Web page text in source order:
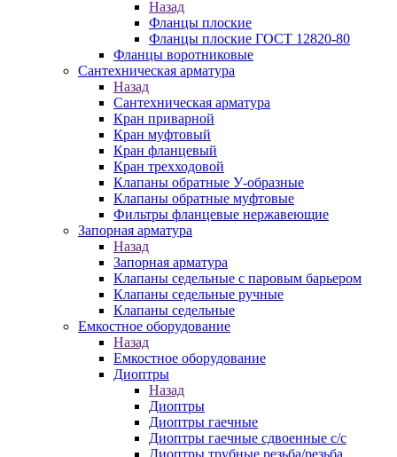
Назад
Фланцы плоские
Фланцы плоские ГОСТ 12820-80
Фланцы воротниковые
Сантехническая арматура
Назад
Сантехническая арматура
Кран приварной
Кран муфтовый
Кран фланцевый
Кран трехходовой
Клапаны обратные У-образные
Клапаны обратные муфтовые
Фильтры фланцевые нержавеющие
Запорная арматура
Назад
Запорная арматура
Клапаны седельные с паровым барьером
Клапаны седельные ручные
Клапаны седельные
Емкостное оборудование
Назад
Емкостное оборудование
Диоптры
Назад
Диоптры
Диоптры гаечные
Диоптры гаечные сдвоенные c/c
Диоптры трубные резьба/резьба